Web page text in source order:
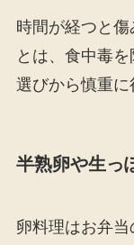
時間が経つと
とは、食中毒
選びから慎重に
半熟卵や生っ
卵料理はお弁